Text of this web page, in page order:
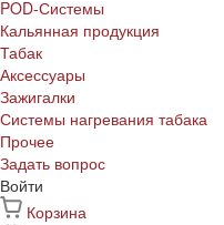
POD-Системы
Кальянная продукция
Табак
Аксессуары
Зажигалки
Системы нагревания табака
Прочее
Задать вопрос
Войти
Корзина